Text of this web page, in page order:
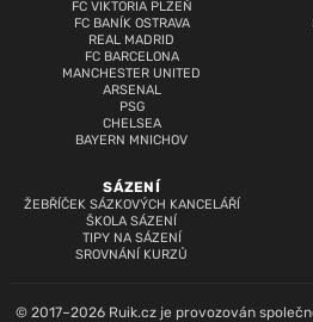
FC VIKTORIA PLZEŇ
FC BANÍK OSTRAVA
REAL MADRID
FC BARCELONA
MANCHESTER UNITED
ARSENAL
PSG
CHELSEA
BAYERN MNICHOV
SÁZENÍ
ŽEBŘÍČEK SÁZKOVÝCH KANCELÁŘÍ
ŠKOLA SÁZENÍ
TIPY NA SÁZENÍ
SROVNÁNÍ KURZŮ
© 2017–2026 Ruik.cz je provozován